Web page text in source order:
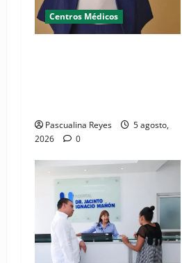
Centros Médicos
Pascualina Reyes
5 agosto,
2026
0